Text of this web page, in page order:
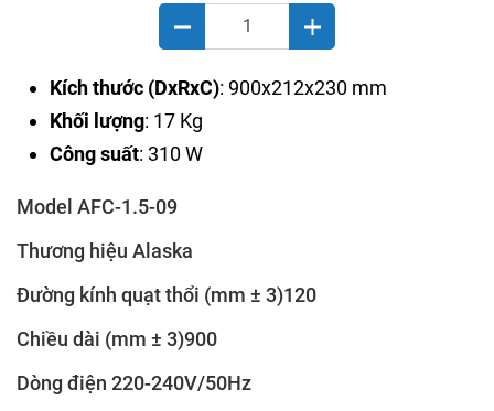
Kích thước (DxRxC): 900x212x230 mm
Khối lượng: 17 Kg
Công suất: 310 W
Model AFC-1.5-09
Thương hiệu Alaska
Đường kính quạt thổi (mm ± 3)120
Chiều dài (mm ± 3)900
Dòng điện 220-240V/50Hz